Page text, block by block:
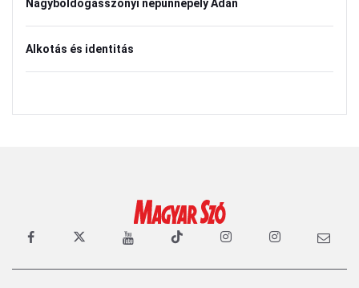
Nagyboldogasszonyi népünnepély Adán
Alkotás és identitás